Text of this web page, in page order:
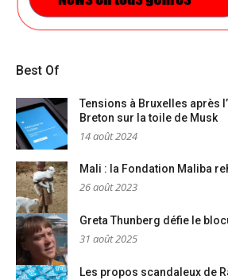
Best Of
Tensions à Bruxelles après
Breton sur la toile de Musk
14 août 2024
Mali : la Fondation Maliba
26 août 2023
Greta Thunberg défie le
31 août 2025
Les propos scandaleux de